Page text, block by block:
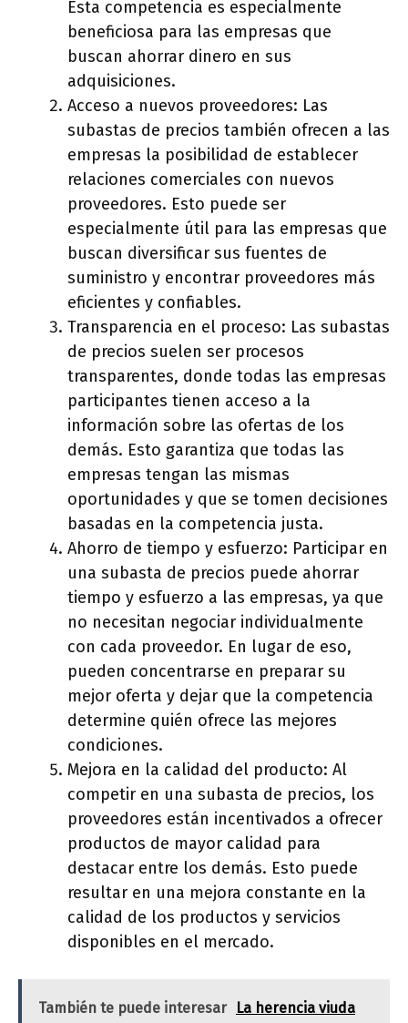
Esta competencia es especialmente
beneficiosa para las empresas que
buscan ahorrar dinero en sus
adquisiciones.
Acceso a nuevos proveedores: Las
subastas de precios también ofrecen a las
empresas la posibilidad de establecer
relaciones comerciales con nuevos
proveedores. Esto puede ser
especialmente útil para las empresas que
buscan diversificar sus fuentes de
suministro y encontrar proveedores más
eficientes y confiables.
Transparencia en el proceso: Las subastas
de precios suelen ser procesos
transparentes, donde todas las empresas
participantes tienen acceso a la
información sobre las ofertas de los
demás. Esto garantiza que todas las
empresas tengan las mismas
oportunidades y que se tomen decisiones
basadas en la competencia justa.
Ahorro de tiempo y esfuerzo: Participar en
una subasta de precios puede ahorrar
tiempo y esfuerzo a las empresas, ya que
no necesitan negociar individualmente
con cada proveedor. En lugar de eso,
pueden concentrarse en preparar su
mejor oferta y dejar que la competencia
determine quién ofrece las mejores
condiciones.
Mejora en la calidad del producto: Al
competir en una subasta de precios, los
proveedores están incentivados a ofrecer
productos de mayor calidad para
destacar entre los demás. Esto puede
resultar en una mejora constante en la
calidad de los productos y servicios
disponibles en el mercado.
También te puede interesar
La herencia viuda